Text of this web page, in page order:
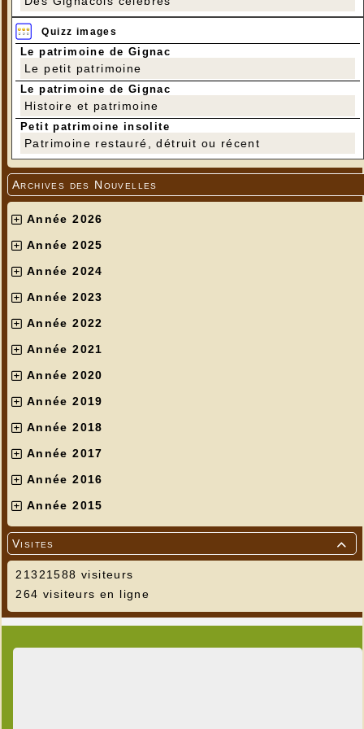
Quizz images
Le patrimoine de Gignac
Le petit patrimoine
Le patrimoine de Gignac
Histoire et patrimoine
Petit patrimoine insolite
Patrimoine restauré, détruit ou récent
Archives des Nouvelles
Année 2026
Année 2025
Année 2024
Année 2023
Année 2022
Année 2021
Année 2020
Année 2019
Année 2018
Année 2017
Année 2016
Année 2015

Visites
21321588 visiteurs
264 visiteurs en ligne